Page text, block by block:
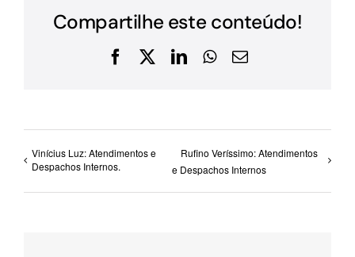
Compartilhe este conteúdo!
Facebook
X LinkedInWhatsApp
E-
Vinícius Luz: Atendimentos e
Despachos Internos.
Rufino Veríssimo: Atendimentos
e Despachos Internos